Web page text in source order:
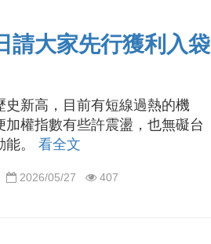
請大家先行獲利入袋
史新高，目前有短線過熱的機
加權指數有些許震盪，也無礙台
能。看全文
2026/05/27 407